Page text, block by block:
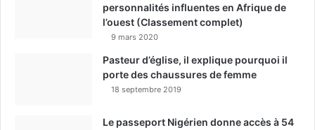
personnalités influentes en Afrique de
l’ouest (Classement complet)
9 mars 2020
Pasteur d’église, il explique pourquoi il
porte des chaussures de femme
18 septembre 2019
Le passeport Nigérien donne accès à 54